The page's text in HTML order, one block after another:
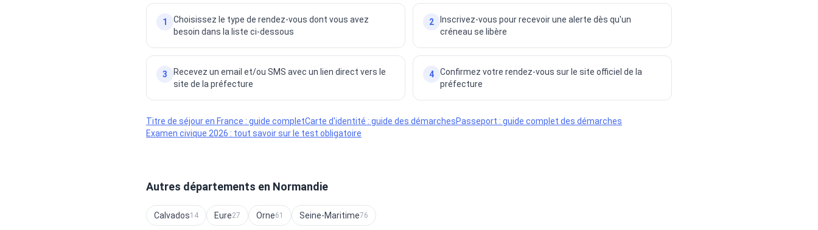
1
Choisissez le type de rendez-vous dont vous avez
besoin dans la liste ci-dessous
2
Inscrivez-vous pour recevoir une alerte dès qu'un
créneau se libère
3
Recevez un email et/ou SMS avec un lien direct vers le
site de la préfecture
4
Confirmez votre rendez-vous sur le site officiel de la
préfecture
Titre de séjour en France : guide completCarte d'identité : guide des démarchesPasseport : guide complet des démarches
Examen civique 2026 : tout savoir sur le test obligatoire
Autres départements en Normandie
Calvados14 Eure27 Orne61 Seine-Maritime76